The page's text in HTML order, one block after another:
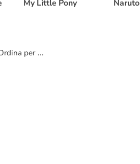
My Little Pony Naruto
per ...